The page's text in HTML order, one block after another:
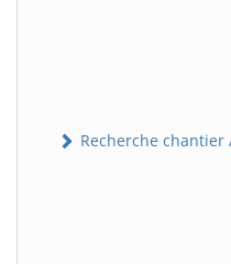
Recherche chantier